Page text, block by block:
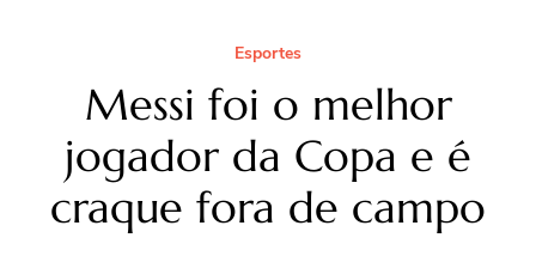
Esportes
Messi foi o melhor
jogador da Copa e é
craque fora de campo